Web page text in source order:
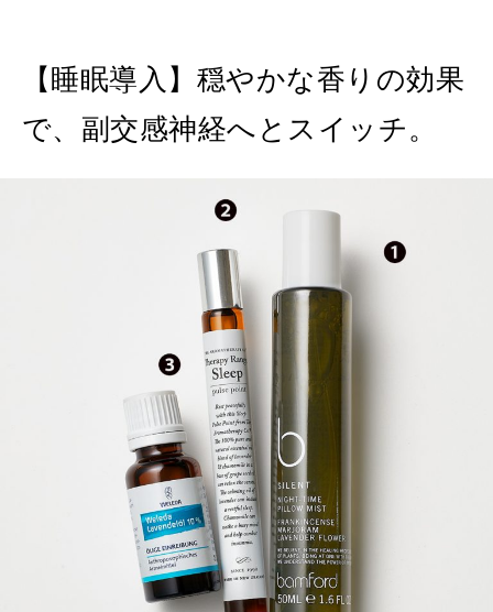
【睡眠導入】穏やかな香りの効果
で、副交感神経へとスイッチ。